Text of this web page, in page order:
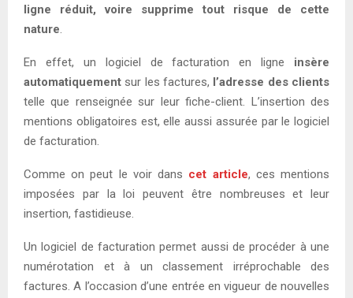
ligne
réduit, voire supprime tout risque de cette
nature.
En effet, un logiciel de facturation en ligne insère
automatiquement sur les factures, l’adresse des clients
telle que renseignée sur leur fiche-client. L’insertion des
mentions obligatoires est, elle aussi assurée par le logiciel
de facturation.
Comme on peut le voir dans cet article, ces mentions
imposées par la loi peuvent être nombreuses et leur
insertion, fastidieuse.
Un logiciel de facturation permet aussi de procéder à une
numérotation et à un classement irréprochable des
factures. A l’occasion d’une entrée en vigueur de nouvelles